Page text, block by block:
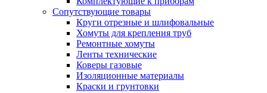
Сопутствующие товары
Круги отрезные и шлифовальные
Хомуты для крепления труб
Ремонтные хомуты
Ленты технические
Коверы газовые
Изоляционные материалы
Краски и грунтовки